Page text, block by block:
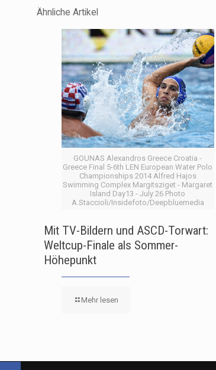
Ähnliche Artikel
GOUNAS Alexandros Greece Croatia -
Greece Final 5-6th LEN European Water Polo
Championships 2014 Alfred Hajos
Swimming Complex Margitsziget - Margaret
Island Day13 - July 26 Photo
A.Staccioli/Insidefoto/Deepbluemedia
Mit TV-Bildern und ASCD-Torwart:
Weltcup-Finale als Sommer-
Höhepunkt
Mehr lesen